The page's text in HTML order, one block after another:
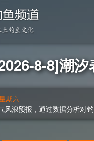
8-8]潮汐
期六
风浪预报，通过数据分析对